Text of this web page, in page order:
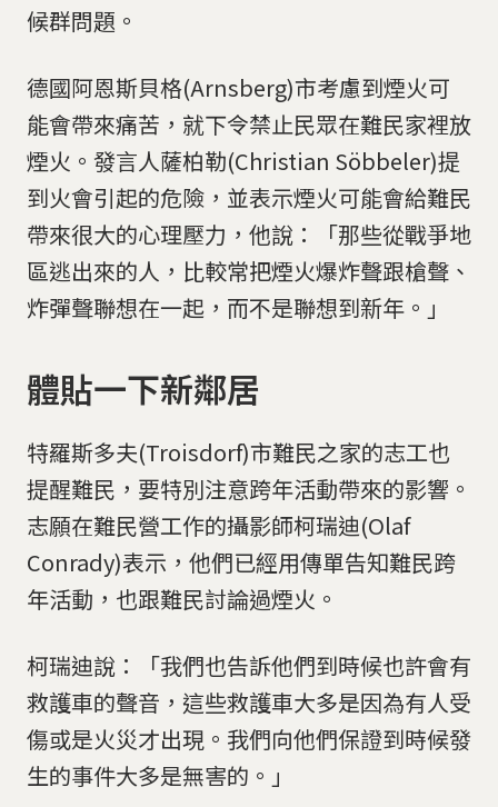
候群問題。
德國阿恩斯貝格(Arnsberg)市考慮到煙火可
能會帶來痛苦，就下令禁止民眾在難民家裡放
煙火。發言人薩柏勒(Christian Söbbeler)提
到火會引起的危險，並表示煙火可能會給難民
帶來很大的心理壓力，他說：「那些從戰爭地
區逃出來的人，比較常把煙火爆炸聲跟槍聲、
炸彈聲聯想在一起，而不是聯想到新年。」
體貼一下新鄰居
特羅斯多夫(Troisdorf)市難民之家的志工也
提醒難民，要特別注意跨年活動帶來的影響。
志願在難民營工作的攝影師柯瑞迪(Olaf
Conrady)表示，他們已經用傳單告知難民跨
年活動，也跟難民討論過煙火。
柯瑞迪說：「我們也告訴他們到時候也許會有
救護車的聲音，這些救護車大多是因為有人受
傷或是火災才出現。我們向他們保證到時候發
生的事件大多是無害的。」